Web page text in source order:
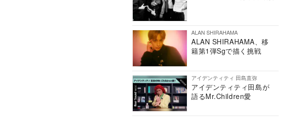
ALAN SHIRAHAMA
ALAN SHIRAHAMA、移
籍第1弾Sgで描く挑戦
アイデンティティ 田島直弥
アイデンティティ田島が
語るMr.Children愛